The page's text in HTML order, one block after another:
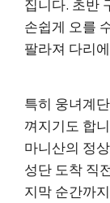
집니다. 초반
손쉽게 오를
팔라져 다리
특히 웅녀계
껴지기도 합
마니산의 정
성단 도착 직
지막 순간까